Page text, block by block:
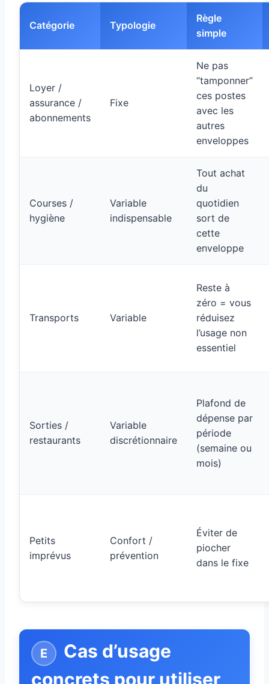
Catégorie Typologie
Règle
simple
Loyer /
assurance /
abonnements
Fixe
Ne pas
“tamponner”
ces postes
avec les
autres
enveloppes
Courses /
hygiène
Variable
indispensable
Tout achat
du
quotidien
sort de
cette
enveloppe
Transports Variable
Reste à
zéro = vous
réduisez
l’usage non
essentiel
Sorties /
restaurants
Variable
discrétionnaire
Plafond de
dépense par
période
(semaine ou
mois)
Petits
imprévus
Confort /
prévention
Éviter de
piocher
dans le fixe
Cas d’usage
concrets pour utiliser